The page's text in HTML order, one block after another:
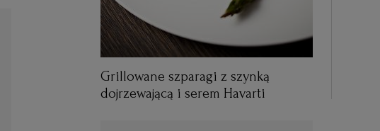
Grillowane szparagi z szynką
dojrzewającą i serem Havarti